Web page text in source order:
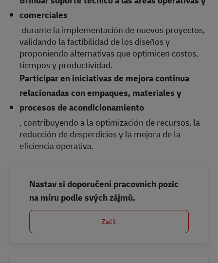
comerciales
durante la implementación de nuevos proyectos,
validando la factibilidad de los diseños y
proponiendo alternativas que optimicen costos,
tiempos y productividad.
Participar en iniciativas de mejora continua
relacionadas con empaques, materiales y
procesos de acondicionamiento
, contribuyendo a la optimización de recursos, la
reducción de desperdicios y la mejora de la
eficiencia operativa.
Nastav si doporučení pracovních pozic
na míru podle svých zájmů.
Začít